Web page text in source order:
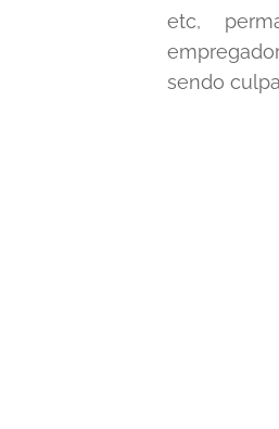
etc,
sendo